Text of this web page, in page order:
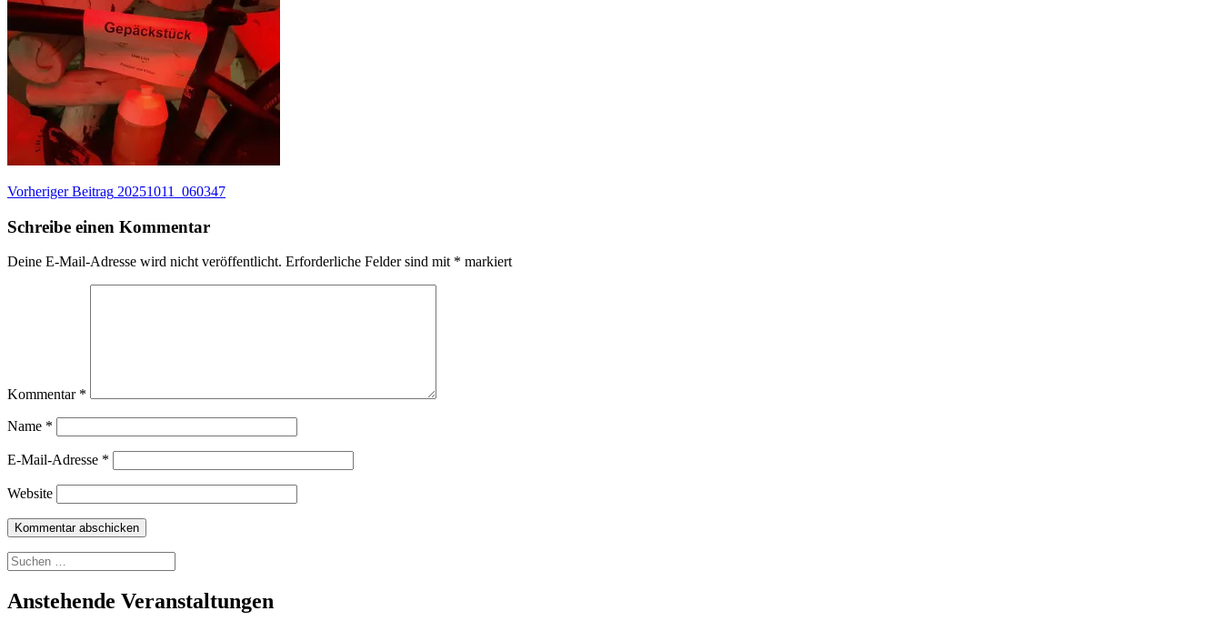
Beitragsnavigation
Vorheriger Beitrag Vorheriger
20251011_060347
Schreibe einen Kommentar
Deine E-Mail-Adresse wird nicht veröffentlicht. Erforderliche Felder sind mit * markiert
Kommentar *
Name *
E-Mail-Adresse *
Website
Suchen
nach:
Anstehende Veranstaltungen